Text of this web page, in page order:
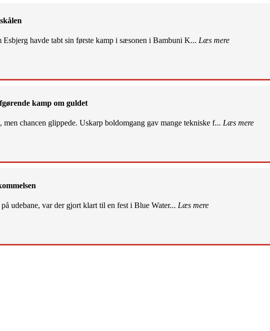
havde tabt sin første kamp i sæsonen i Bambuni K... Læs mere
kamp om guldet
chancen glippede. Uskarp boldomgang gav mange tekniske f... Læs mere
udebane, var der gjort klart til en fest i Blue Water... Læs mere